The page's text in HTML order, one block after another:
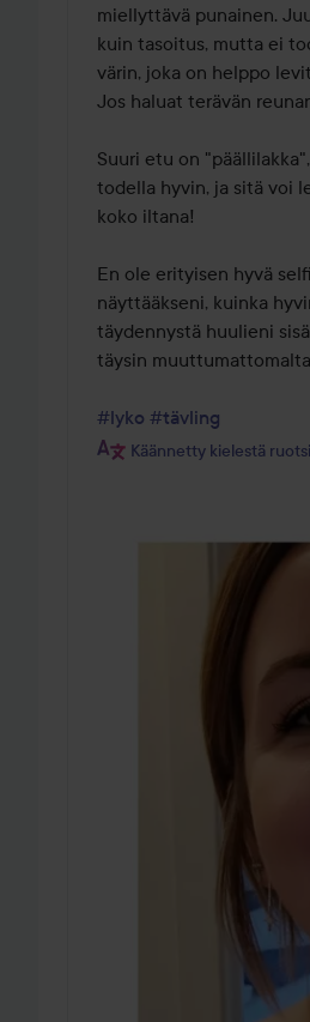
miellyttävä punainen.
kuin tasoitus, mutta ei
värin, joka on helppo
Jos haluat terävän
Suuri etu on
todella hyvin, ja sitä voi
koko iltana!
En ole erityisen hyvä
näyttääkseni, kuinka
täydennystä huulieni
täysin
#lyko #tävling
Käännetty kielestä